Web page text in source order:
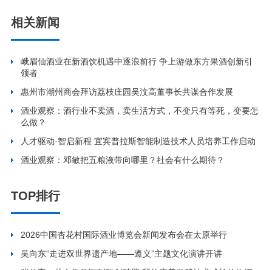
相关新闻
峨眉仙酒业在新酒饮机遇中逐浪前行 争上游做东方果酒创新引
领者
惠州市潮州商会拜访荔枝庄园吴汶高董事长共谋合作发展
酒业观察：酒行业不卖酒，卖生活方式，不变只有等死，变要怎
么做？
人才驱动·智启新程 宜宾普拉斯智能制造技术人员培养工作启动
酒业观察：邓敏把五粮液带向哪里？社会有什么期待？
TOP排行
2026中国杏花村国际酒业博览会新闻发布会在太原举行
吴向东“走进双世界遗产地——遵义”主题文化演讲开讲